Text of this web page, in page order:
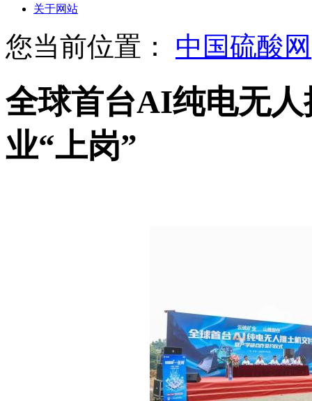
关于网站
您当前位置： 中国硫酸网
全球首台AI纯电无
业“上岗”